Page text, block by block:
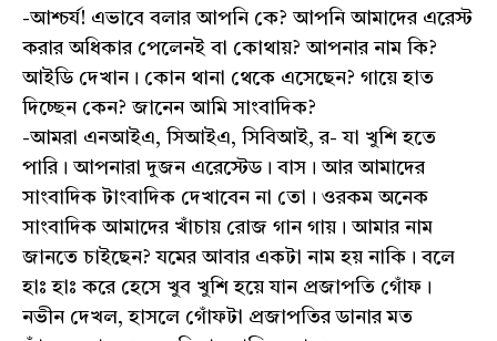
-আশ্চর্য! এভাবে বলার আপনি কে? আপনি আমাদের এরেস্ট
করার অধিকার পেলেনই বা কোথায়? আপনার নাম কি?
আইডি দেখান। কোন থানা থেকে এসেছেন? গায়ে হাত
দিচ্ছেন কেন? জানেন আমি সাংবাদিক?
-আমরা এনআইএ, সিআইএ, সিবিআই, র- যা খুশি হতে
পারি। আপনারা দুজন এরেস্টেড। বাস। আর আমাদের
সাংবাদিক টাংবাদিক দেখাবেন না তো। ওরকম অনেক
সাংবাদিক আমাদের খাঁচায় রোজ গান গায়। আমার নাম
জানতে চাইছেন? যমের আবার একটা নাম হয় নাকি। বলে
হাঃ হাঃ করে হেসে খুব খুশি হয়ে যান প্রজাপতি গোঁফ।
নভীন দেখল, হাসলে গোঁফটা প্রজাপতির ডানার মত